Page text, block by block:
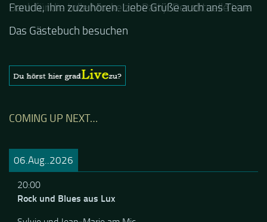
Dank für die tolle Mucke zur Party! Der aktuelle Live
Stream ist eine schöne Zusammenfassung - Merci...
06.Aug..2026
20:00